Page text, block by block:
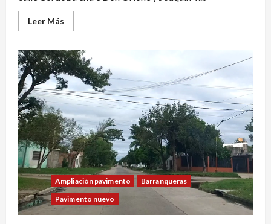
Leer Más
Ampliación pavimento
Barranqueras
Pavimento nuevo